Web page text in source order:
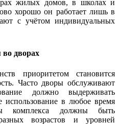
жилых домов, в школах и
хорошо он работает лишь в
с учётом индивидуальных
во дворах
приоритетом становится
Часто дворы обслуживают
должно выдерживать
использование в любое время
комплекса должны быть
возрастов и уровней